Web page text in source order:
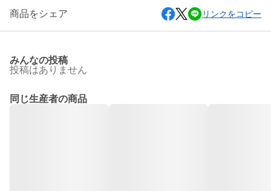
商品をシェア リンクをコピー
みんなの投稿
投稿はありません
同じ生産者の商品